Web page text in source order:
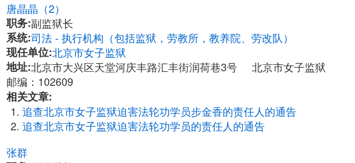
唐晶晶（2）
职务:副监狱长
系统:司法 - 执行机构（包括监狱，劳教所，教养院、劳改队）
现任单位:北京市女子监狱
地址:北京市大兴区天堂河庆丰路汇丰街润荷巷3号 北京市女子监狱
邮编：102609
相关文章:
追查北京市女子监狱迫害法轮功学员步金香的责任人的通告
追查北京市女子监狱迫害法轮功学员的责任人的通告
张群